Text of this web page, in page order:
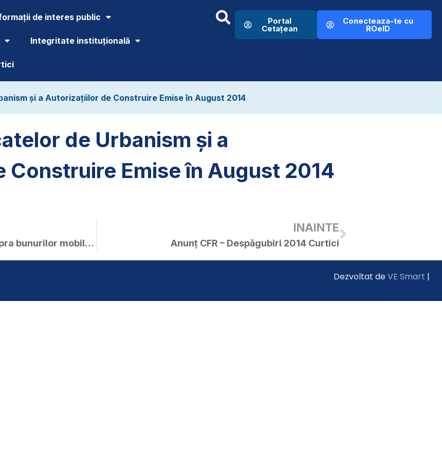
de interes public
Integritate instituțională
Portal
Cetațean
Conecteaza-te cu
ROeID
și a Autorizațiilor de Construire Emise în August 2014
de Urbanism și a
Emise în August 2014
Proces verbal de sechestru asupra bunurilor mobile – Stana Petru Marius
INAINTE
Anunț CFR – Despăgubiri 2014 Curtici
Dezvoltat deVE Smart |